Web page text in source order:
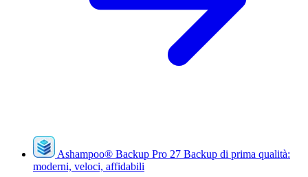
Ashampoo® Backup Pro 27 Backup di prima qualità:
moderni, veloci, affidabili